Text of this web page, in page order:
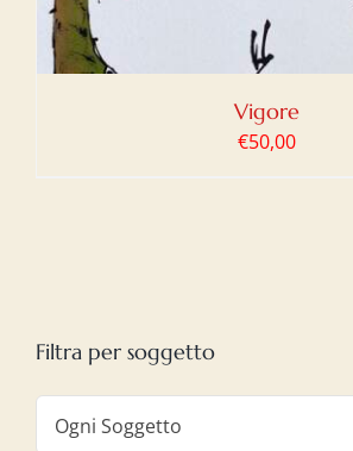
Vigore
€50,00
Filtra per soggetto
Ogni Soggetto